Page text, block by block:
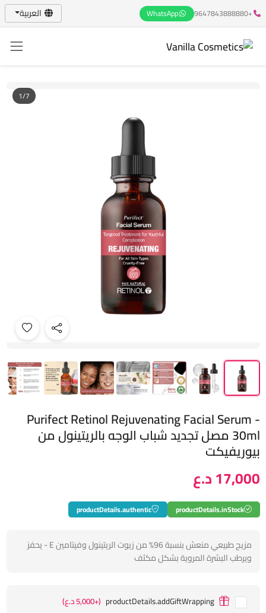
+9647843888880
WhatsApp العربية
1/7
Purifect Retinol Rejuvenating Facial Serum -
30ml مصل تجديد شباب الوجه بالريتينول من
بيوريفيكت
17,000 د.ع
productDetails.inStock
productDetails.authentic
مزيج طبيعي منعش بنسبة 96% من زيوت الريتينول وفيتامين E - يحفز
ويرطب البشرة المروية بشكل مكثف
productDetails.addGiftWrapping (+5,000 د.ع)